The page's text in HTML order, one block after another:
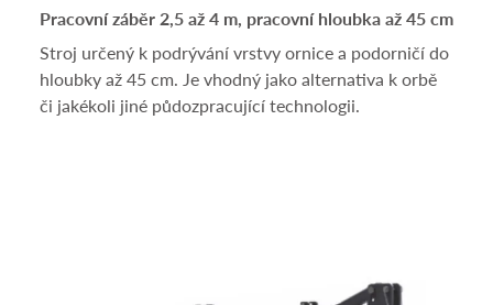
Pracovní záběr 2,5 až 4 m, pracovní hloubka až 45 cm
Stroj určený k podrývání vrstvy ornice a podorničí do
hloubky až 45 cm. Je vhodný jako alternativa k orbě
či jakékoli jiné půdozpracující technologii.